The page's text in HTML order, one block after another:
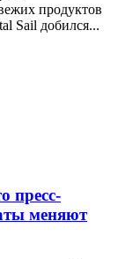
продуктов
Sail добился...
пресс-
меняют